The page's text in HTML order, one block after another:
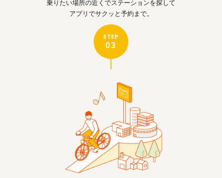
乗りたい場所の近くでステーションを探して
アプリでサクッと予約まで。
STEP
03